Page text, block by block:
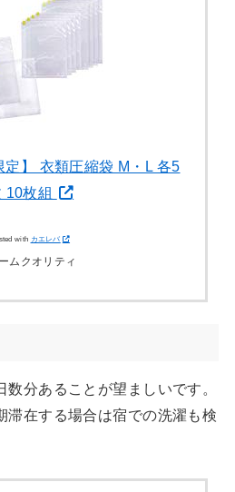
定】 衣類圧縮袋 M・L 各5
10枚組
with カエレバ
ムクオリティ
分あることが望ましいです。
滞在する場合は宿での洗濯も検